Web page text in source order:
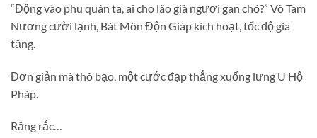
“Động vào phu quân ta, ai cho lão già ngươi gan chó?” Võ Tam
Nương cười lạnh, Bát Môn Độn Giáp kích hoạt, tốc độ gia
tăng.
Đơn giản mà thô bạo, một cước đạp thẳng xuống lưng U Hộ
Pháp.
Răng rắc…